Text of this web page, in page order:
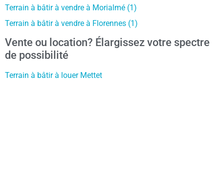
Terrain à bâtir à vendre à Morialmé (1)
Terrain à bâtir à vendre à Florennes (1)
Vente ou location? Élargissez votre spectre
de possibilité
Terrain à bâtir à louer Mettet